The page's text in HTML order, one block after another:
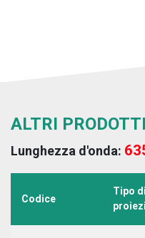
ALTRI
Lunghezza d'onda:
Codice
Tipo di